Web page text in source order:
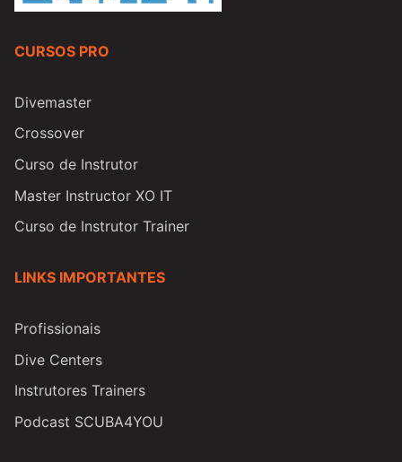
CURSOS PRO
Divemaster
Crossover
Curso de Instrutor
Master Instructor XO IT
Curso de Instrutor Trainer
LINKS IMPORTANTES
Profissionais
Dive Centers
Instrutores Trainers
Podcast SCUBA4YOU